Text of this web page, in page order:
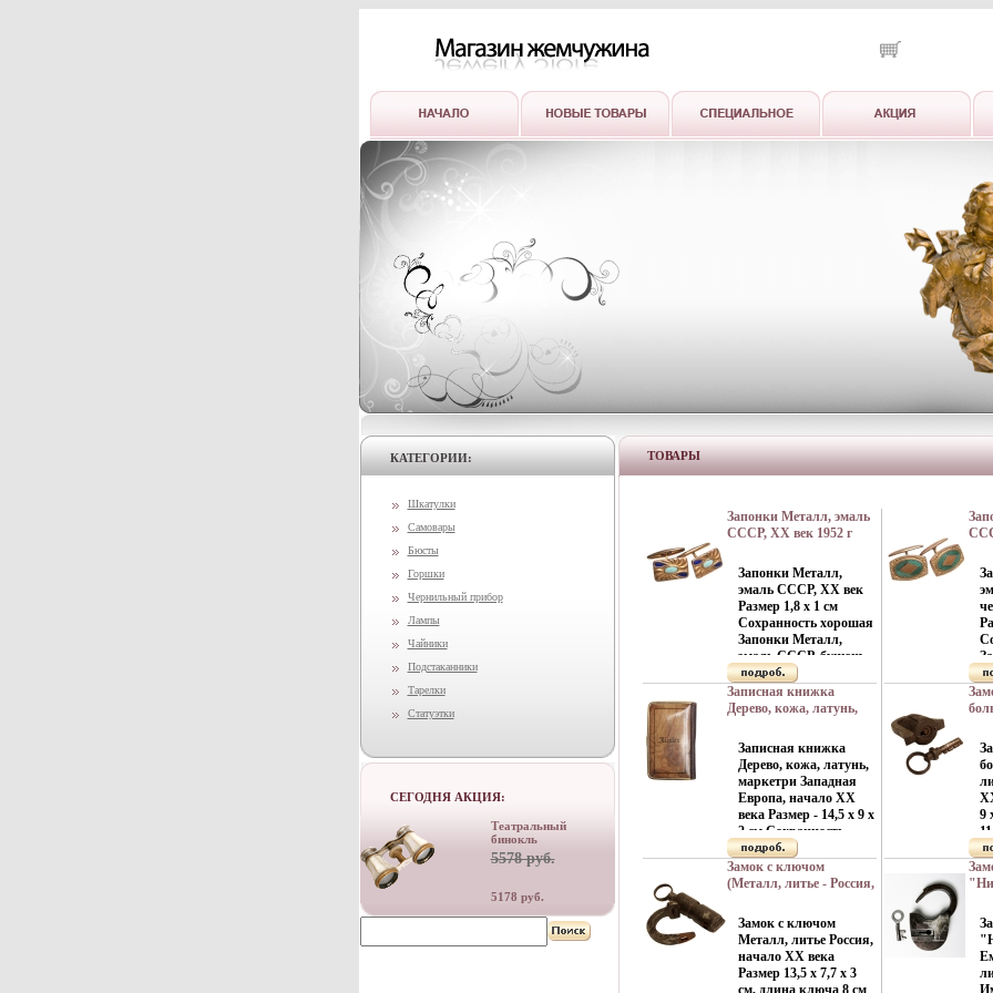
КАТЕГОРИИ:
Шкатулки
Самовары
Бюсты
Горшки
Чернильный прибор
Лампы
Чайники
Подстаканники
Тарелки
Статуэтки
СЕГОДНЯ АКЦИЯ:
Театральный
бинокль
5578 руб.
5178 руб.
ТОВАРЫ
Запонки Металл, эмаль
СССР, ХХ век 1952 г
Запонки Металл,
эмаль СССР, ХХ век
Размер 1,8 х 1 см
Сохранность хорошая
Запонки Металл,
эмаль СССР, буиющ
ХХ век.
Записная книжка
Дерево, кожа, латунь,
Европа, начало XX века
1904 г инфо 7729g.
Записная книжка
Дерево, кожа, латунь,
маркетри Западная
Европа, начало XX
века Размер - 14,5 х 9 х
2 см Сохранность
хорошая
Незначительные
царапины и легкая
металлических
фрагментах На
оборотноамъий
стороне обложки
стилизованным
Замок с ключом
(Металл, литье - Россия,
инфо 7641g.
Замок с ключом
Металл, литье Россия,
начало ХХ века
Размер 13,5 х 7,7 х 3
см, длина ключа 8 см
9